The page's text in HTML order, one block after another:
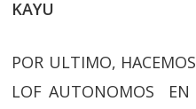
KAYU
POR ULTIMO,
LOF AUTONOMOS EN